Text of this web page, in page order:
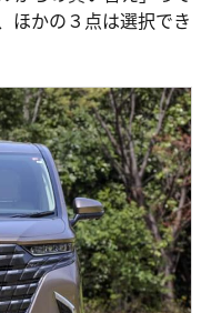
ほかの３点は選択でき